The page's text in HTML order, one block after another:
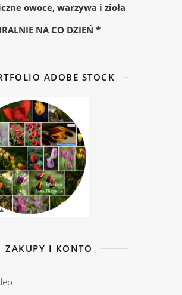
owoce, warzywa i zioła
NA CO DZIEŃ *
ADOBE STOCK
ZAKUPY I KONTO